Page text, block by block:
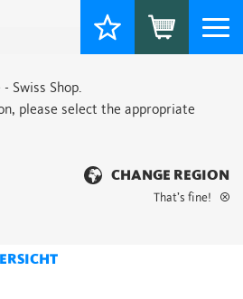
Swiss Shop.
please select the appropriate
CHANGE REGION
That’s fine!